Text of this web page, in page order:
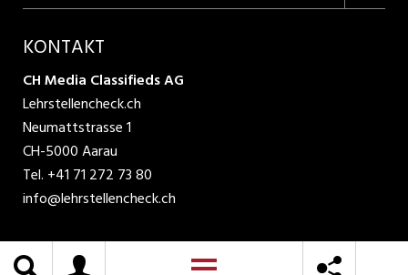
Produkte
AGB
Datenschutzbestimmungen
Nutzungsbedingungen
Impressum
KONTAKT
CH Media Classifieds AG
Lehrstellencheck.ch
Neumattstrasse 1
CH-5000 Aarau
Tel. +41 71 272 73 80
info@lehrstellencheck.ch